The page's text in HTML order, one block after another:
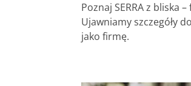
Poznaj SERRA z
Ujawniamy szczegóły
jako firmę.